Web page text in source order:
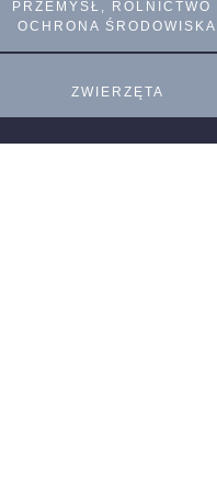
PRZEMYSŁ, ROLNICTWO I
OCHRONA ŚRODOWISKA
ZWIERZĘTA